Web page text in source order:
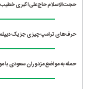
حجت‌الاسلام حاج‌علی‌اکبری خطیب
حرف‌های ترامپ چیزی جز یک
حمله به مواضع مزدوران سعودی با